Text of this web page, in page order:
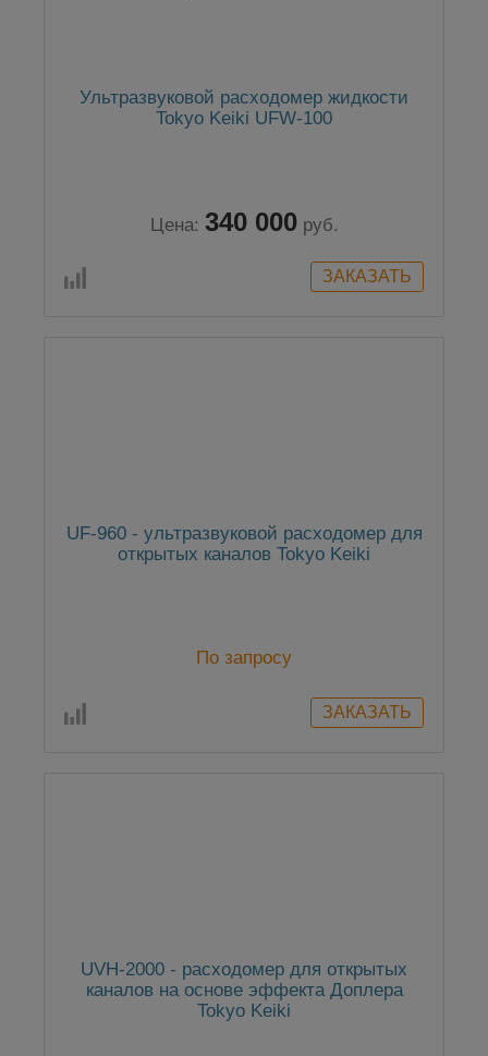
Ультразвуковой расходомер жидкости
Tokyo Keiki UFW-100
Цена: 340 000 руб.
UF-960 - ультразвуковой расходомер для
открытых каналов Tokyo Keiki
По запросу
UVH-2000 - расходомер для открытых
каналов на основе эффекта Доплера
Tokyo Keiki